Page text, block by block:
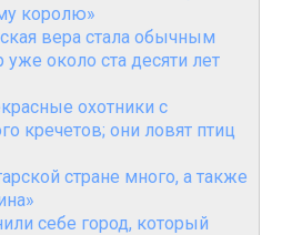
королю»
вера стала обычным
около ста десяти лет
охотники с
кречетов; они ловят птиц
стране много, а также
себе город, который